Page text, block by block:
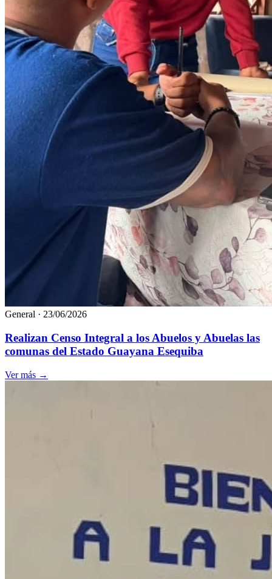
General · 23/06/2026
Realizan Censo Integral a los Abuelos y Abuelas las
comunas del Estado Guayana Esequiba
Ver más →